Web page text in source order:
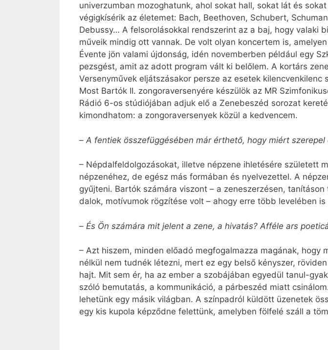
univerzumban mozoghatunk, ahol sokat hall, sokat lát és
végigkísérik az életemet: Bach, Beethoven, Schubert,
Debussy… A felsorolásokkal rendszerint az a baj, hogy valaki
műveik mindig ott vannak. De volt olyan koncertem is,
Évente jön valami újdonság, idén novemberben például egy
pezsgést, amit az adott program vált ki belőlem. A kortárs
Versenyművek eljátszásakor persze az esetek
Most Bartók II. zongoraversenyére készülök az MR
Rádió 6-os stúdiójában adjuk elő a Zenebeszéd sorozat
kimondhatom: a zongoraversenyek közül a kedvencem.
– A fentiek összefüggésében már érthető, hogy miért
– Népdalfeldolgozásokat, illetve népzene ihletésére született
népzenéhez, de egész más formában és nyelvezettel. A
gyűjteni. Bartók számára viszont – a zeneszerzésen,
dalok, motívumok rögzítése volt – ahogy erre több levelében is
– És Ön számára mit jelent a zene, a hivatás? Afféle ars
– Azt hiszem, minden előadó megfogalmazza magának,
nélkül nem tudnék létezni, mert ez egy belső kényszer,
hajt. Mit sem ér, ha az ember a szobájában egyedül tanul-
szóló bemutatás, a kommunikáció, a párbeszéd miatt
lehetünk egy másik világban. A színpadról küldött üzenetek
egy kis kupola képződne felettünk, amelyben fölfelé száll a